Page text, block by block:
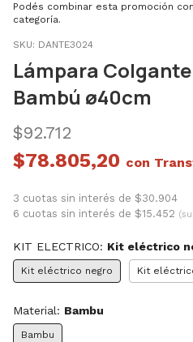
Podés combinar esta promoción
categoría.
SKU: DANTE3024
Lámpara
Bambú ø40cm
$92.712
$78.805,20 con
3 cuotas sin interés de $30.904
6 cuotas sin interés de $15.452
KIT ELECTRICO: Kit eléctrico
Kit eléctrico negro Kit
Material: Bambu
Bambu